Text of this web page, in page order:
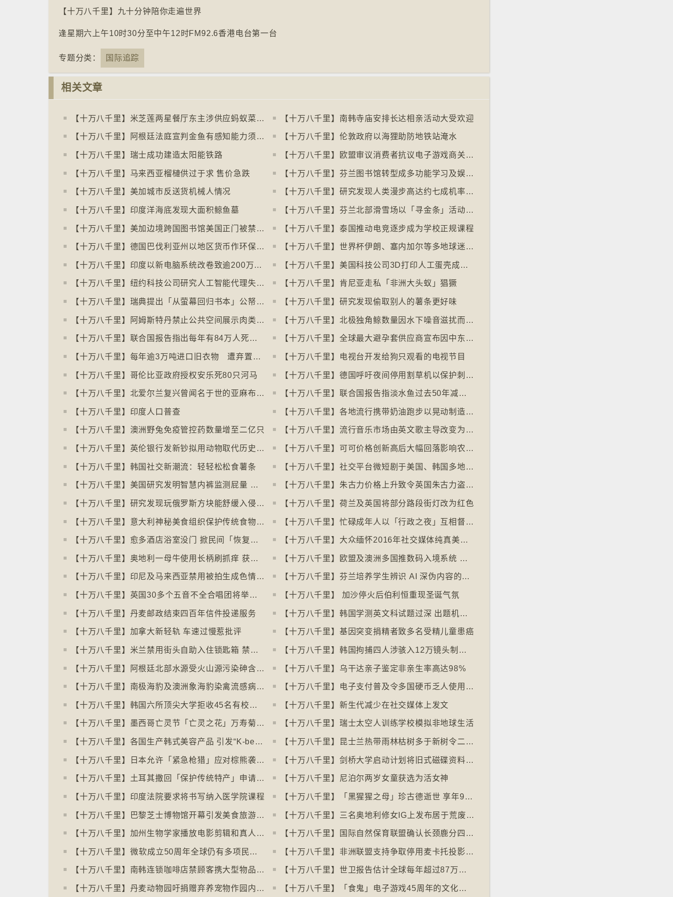
【十万八千里】九十分钟陪你走遍世界
逢星期六上午10时30分至中午12时FM92.6香港电台第一台
专题分类： 国际追踪
相关文章
【十万八千里】米芝莲两星餐厅东主涉供应蚂蚁菜式 检方求囚一年 【十万八千里】南韩寺庙安排长达相亲活动大受欢迎
【十万八千里】阿根廷法庭宣判金鱼有感知能力须从寿司店移走 【十万八千里】伦敦政府以海狸助防地铁站淹水
【十万八千里】瑞士成功建造太阳能铁路 【十万八千里】欧盟审议消费者抗议电子游戏商关闭伺服器
【十万八千里】马来西亚榴槤供过于求 售价急跌 【十万八千里】芬兰图书馆转型成多功能学习及娱乐中心
【十万八千里】美加城市反送货机械人情况 【十万八千里】研究发现人类漫步高达约七成机率「逆时针」行走
【十万八千里】印度洋海底发现大面积鲸鱼墓 【十万八千里】芬兰北部滑雪场以「寻金条」活动吸引游客
【十万八千里】美加边境跨国图书馆美国正门被禁另开「加拿大」门 【十万八千里】泰国推动电竞逐步成为学校正规课程
【十万八千里】德国巴伐利亚州以地区货币作环保金融工具 【十万八千里】世界杯伊朗、塞内加尔等多地球迷入境美国极有可能被拒绝入境
【十万八千里】印度以新电脑系统改卷致逾200万考生成绩或有出错 【十万八千里】美国科技公司3D打印人工蛋壳成功孵化小鸡
【十万八千里】纽约科技公司研究人工智能代理失控情况 【十万八千里】肯尼亚走私「非洲大头蚁」猖獗
【十万八千里】瑞典提出「从萤幕回归书本」公帑购买实体书 【十万八千里】研究发现偷取别人的薯条更好味
【十万八千里】阿姆斯特丹禁止公共空间展示肉类和化石燃料广告已促进碳中和 【十万八千里】北极独角鲸数量因水下噪音滋扰而减少
【十万八千里】联合国报告指出每年有84万人死于工作情况欠佳 【十万八千里】全球最大避孕套供应商宣布因中东战事涨价
【十万八千里】每年逾3万吨进口旧衣物 遭弃置于智利北部沙漠 【十万八千里】电视台开发给狗只观看的电视节目
【十万八千里】哥伦比亚政府授权安乐死80只河马 【十万八千里】德国呼吁夜间停用割草机以保护刺猬等动物
【十万八千里】北爱尔兰复兴曾闻名于世的亚麻布产业 【十万八千里】联合国报告指淡水鱼过去50年减少逾八成
【十万八千里】印度人口普查 【十万八千里】各地流行携带奶油跑步以晃动制造新鲜牛油
【十万八千里】澳洲野兔免疫管控药数量增至二亿只 【十万八千里】流行音乐市场由英文歌主导改变为多国语言歌曲
【十万八千里】英伦银行发新钞拟用动物取代历史人物 【十万八千里】可可价格创新高后大幅回落影响农民生计
【十万八千里】韩国社交新潮流：轻轻松松食薯条 【十万八千里】社交平台微短剧于美国、韩国多地掀热潮
【十万八千里】美国研究发明智慧内裤监测屁量 以助改善消化系统 【十万八千里】朱古力价格上升致令英国朱古力盗窃案高升
【十万八千里】研究发现玩俄罗斯方块能舒缓入侵性创伤后遗症 【十万八千里】荷兰及英国将部分路段街灯改为红色
【十万八千里】意大利神秘美食组织保护传统食物、烹饪方法和菜肴 【十万八千里】忙碌成年人以「行政之夜」互相督促完成搁置私务
【十万八千里】愈多酒店浴室没门 掀民间「恢复浴室门」倡议运动 【十万八千里】大众缅怀2016年社交媒体纯真美好体验
【十万八千里】奥地利一母牛使用长柄刷抓痒 获科学家确定懂得使用工具 【十万八千里】欧盟及澳洲多国推数码入境系统 毋须护照盖章
【十万八千里】印尼及马来西亚禁用被拍生成色情影像的人工智能平台Grok 【十万八千里】芬兰培养学生辨识 AI 深伪内容的能力
【十万八千里】英国30多个五音不全合唱团将举行十周年志庆 【十万八千里】 加沙停火后伯利恒重现圣诞气氛
【十万八千里】丹麦邮政结束四百年信件投递服务 【十万八千里】韩国学测英文科试题过深 出题机构院长引咎辞职
【十万八千里】加拿大新轻轨 车速过慢惹批评 【十万八千里】基因突变捐精者致多名受精儿童患癌
【十万八千里】米兰禁用街头自助入住锁匙箱 禁自助入住民宿 【十万八千里】韩国拘捕四人涉骇入12万镜头制色情内容
【十万八千里】阿根廷北部水源受火山源污染砷含量超标 【十万八千里】乌干达亲子鉴定非亲生率高达98%
【十万八千里】南极海豹及澳洲象海豹染禽流感病毒恐扩散 【十万八千里】电子支付普及令多国硬币乏人使用甚至停产
【十万八千里】韩国六所顶尖大学拒收45名有校园暴力纪录者入学 【十万八千里】新生代减少在社交媒体上发文
【十万八千里】墨西哥亡灵节「亡灵之花」万寿菊失收 【十万八千里】瑞士太空人训练学校模拟非地球生活
【十万八千里】各国生产韩式美容产品 引发“K-beauty”定义讨论 【十万八千里】昆士兰热带雨林枯树多于新树令二氧化碳释出量多于吸收量
【十万八千里】日本允许「紧急枪猎」应对棕熊袭击人类事件急增 【十万八千里】剑桥大学启动计划将旧式磁碟资料存档
【十万八千里】土耳其撒回「保护传统特产」申请德国烤肉多样性获保护 【十万八千里】尼泊尔两岁女童获选为活女神
【十万八千里】印度法院要求将书写纳入医学院课程 【十万八千里】「黑猩猩之母」珍古德逝世 享年91岁
【十万八千里】巴黎芝士博物馆开幕引发美食旅游热潮 【十万八千里】三名奥地利修女IG上发布居于荒废修道院情况结果广受欢迎
【十万八千里】加州生物学家播放电影剪辑和真人声音驱狼 【十万八千里】国际自然保育联盟确认长颈鹿分四个品种有助制订保育方案
【十万八千里】⁠微软成立50周年全球仍有多项民生系统沿用旧视窗系统 【十万八千里】非洲联盟支持争取停用麦卡托投影法地点
【十万八千里】南韩连锁咖啡店禁顾客携大型物品以减少长期占位办公情况 【十万八千里】世卫报告估计全球每年超过87万死亡个案与孤独病有关
【十万八千里】丹麦动物园吁捐赠弃养宠物作园内动物食粮 【十万八千里】「食鬼」电子游戏45周年的文化现象